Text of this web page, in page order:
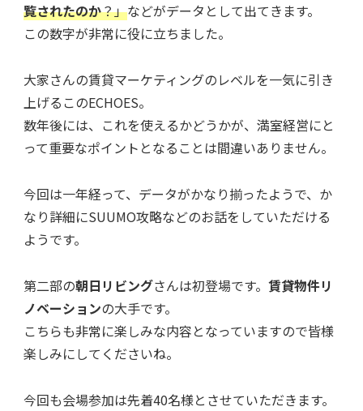
覧されたのか？」などがデータとして出てきます。
この数字が非常に役に立ちました。
大家さんの賃貸マーケティングのレベルを一気に引き
上げるこのECHOES。
数年後には、これを使えるかどうかが、満室経営にと
って重要なポイントとなることは間違いありません。
今回は一年経って、データがかなり揃ったようで、か
なり詳細にSUUMO攻略などのお話をしていただける
ようです。
第二部の朝日リビングさんは初登場です。 賃貸物件リ
ノベーションの大手です。
こちらも非常に楽しみな内容となっていますので皆様
楽しみにしてくださいね。
今回も会場参加は先着40名様とさせていただきます。